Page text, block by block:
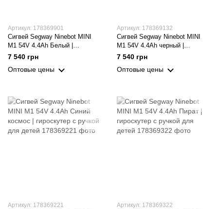
Артикул: 178369901
Сигвей Segway Ninebot MINI
M1 54V 4.4Ah Белый |
гироскутер с ручкой для детей
7 540 грн
Оптовые цены
Артикул: 178369132
Сигвей Segway Ninebot MINI
M1 54V 4.4Ah черный |
гироскутер с ручкой для детей
7 540 грн
Оптовые цены
Артикул: 178369221 Артикул: 178369322